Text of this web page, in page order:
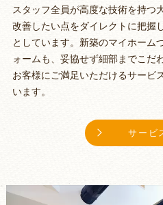
スタッフ全員が高度な技術を持つ
改善したい点をダイレクトに把握
としています。新築のマイホーム
ォームも、妥協せず細部までこだ
お客様にご満足いただけるサービ
います。
サービ